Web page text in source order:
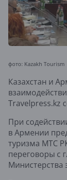
фото: Kazakh Tourism
Казахстан и
Travelpress.kz
При
в Армении
туризма МТС
переговоры с
Министерства